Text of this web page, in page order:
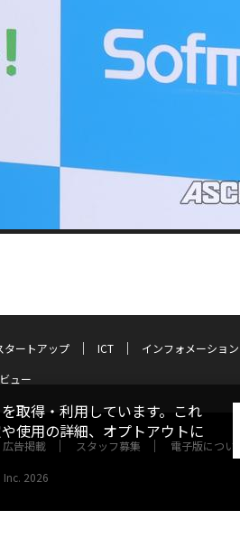
タートアップ ICT
インフォメーション
ュー
広告掲載 スタッフ募集 電子版について
Inc. 2026
取得・利用しています。これ
使用の詳細、オプトアウトに